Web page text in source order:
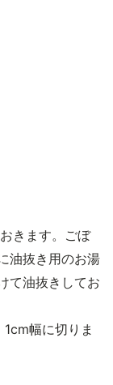
きます。ごぼ
油抜き用のお湯
て油抜きしてお
幅に切りま